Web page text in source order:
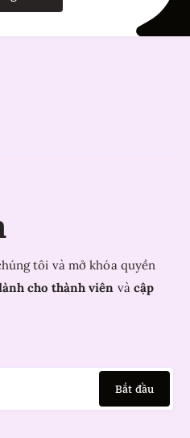
tôi và mở khóa quyền
cho thành viên và cập
Bắt đầu